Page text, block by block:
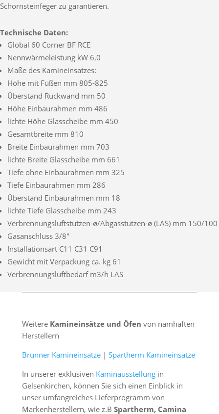
Schornsteinfeger zu garantieren.
Technische Daten:
Global 60 Corner BF RCE
Nennwärmeleistung kW 6,0
Maße des Kamineinsatzes:
Höhe mit Füßen mm 805-825
Überstand Rückwand mm 50
Höhe Einbaurahmen mm 486
lichte Höhe Glasscheibe mm 450
Gesamtbreite mm 810
Breite Einbaurahmen mm 703
lichte Breite Glasscheibe mm 661
Tiefe ohne Einbaurahmen mm 325
Tiefe Einbaurahmen mm 286
Überstand Einbaurahmen mm 18
lichte Tiefe Glasscheibe mm 243
Verbrennungsluftstutzen-ø/Abgasstutzen-ø (LAS) mm 150/100
Gasanschluss 3/8″
Installationsart C11 C31 C91
Gewicht mit Verpackung ca. kg 61
Verbrennungsluftbedarf m3/h LAS
Weitere Kamineinsätze und Öfen von namhaften
Herstellern
Brunner Kamineinsätze| Spartherm Kamineinsätze
In unserer exklusiven Kaminausstellungin
Gelsenkirchen, können Sie sich einen Einblick in
unser umfangreiches Lieferprogramm von
Markenherstellern, wie z.B Spartherm, Camina